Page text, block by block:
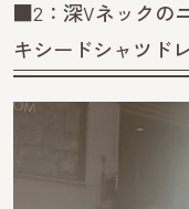
■2：深Vネックの
キシードシャツドレ